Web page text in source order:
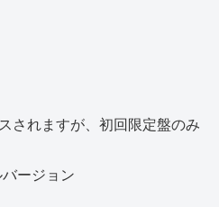
されますが、初回限定盤のみ
ージョン